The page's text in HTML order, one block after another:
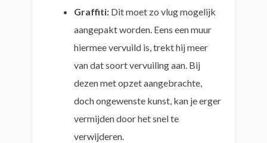
Graffiti: Dit moet zo vlug mogelijk
aangepakt worden. Eens een muur
hiermee vervuild is, trekt hij meer
van dat soort vervuiling aan. Bij
dezen met opzet aangebrachte,
doch ongewenste kunst, kan je erger
vermijden door het snel te
verwijderen.